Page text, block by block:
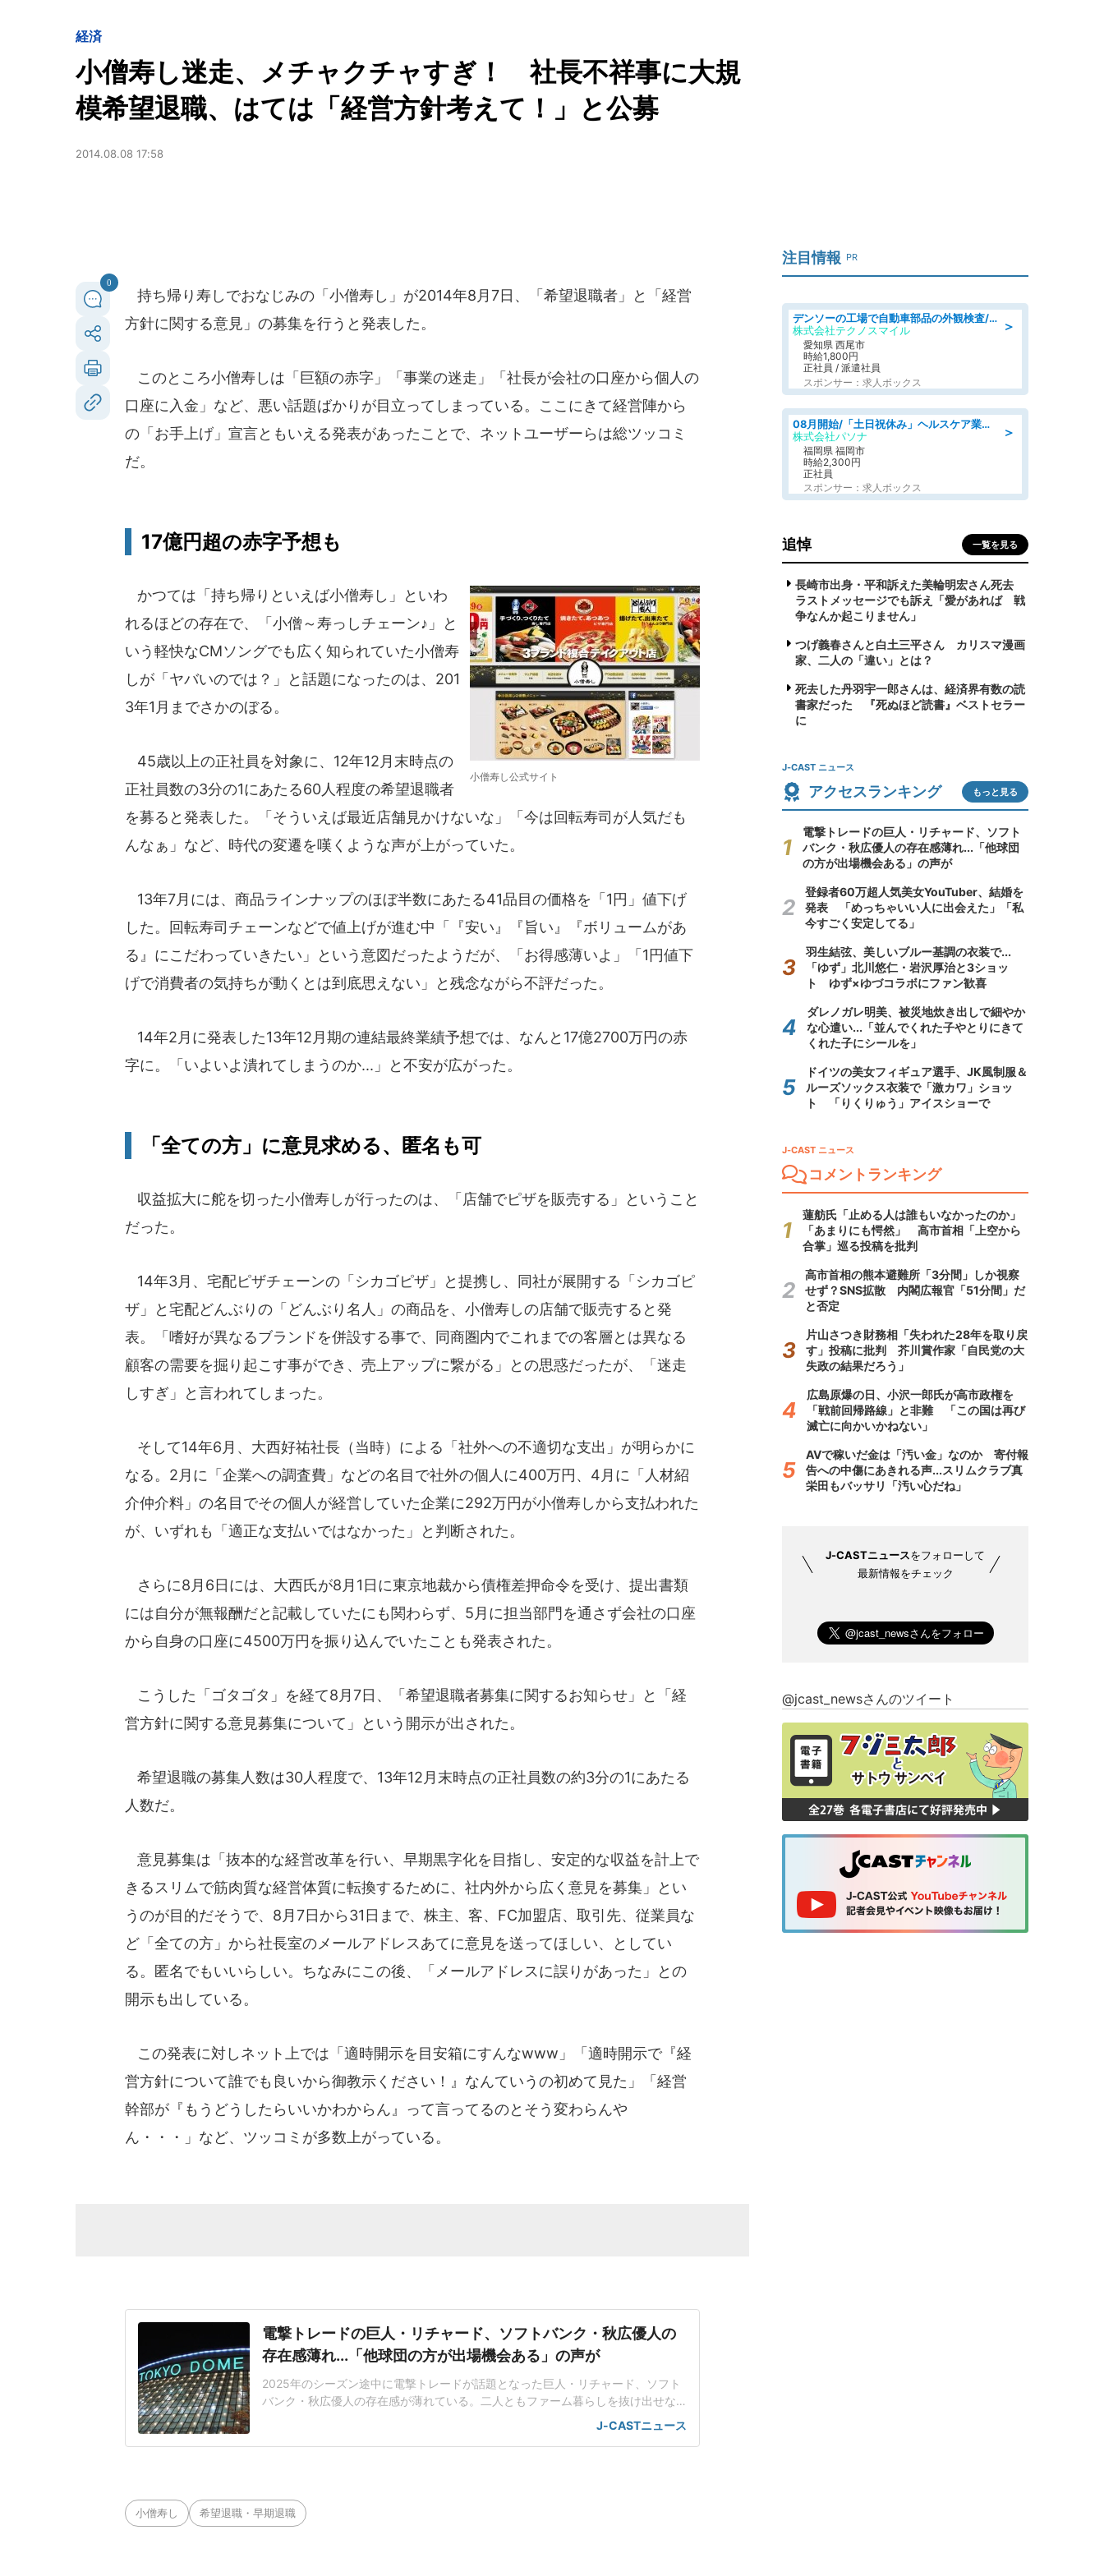
経済
小僧寿し迷走、メチャクチャすぎ！ 社長不祥事に大規
模希望退職、はては「経営方針考えて！」と公募
2014.08.08 17:58
0
持ち帰り寿しでおなじみの「小僧寿し」が2014年8月7日、「希望退職者」と「経営
方針に関する意見」の募集を行うと発表した。
このところ小僧寿しは「巨額の赤字」「事業の迷走」「社長が会社の口座から個人の
口座に入金」など、悪い話題ばかりが目立ってしまっている。ここにきて経営陣から
の「お手上げ」宣言ともいえる発表があったことで、ネットユーザーらは総ツッコミ
だ。
17億円超の赤字予想も
小僧寿し公式サイト
かつては「持ち帰りといえば小僧寿し」といわ
れるほどの存在で、「小僧～寿っしチェーン♪」と
いう軽快なCMソングでも広く知られていた小僧寿
しが「ヤバいのでは？」と話題になったのは、201
3年1月までさかのぼる。
45歳以上の正社員を対象に、12年12月末時点の
正社員数の3分の1にあたる60人程度の希望退職者
を募ると発表した。「そういえば最近店舗見かけないな」「今は回転寿司が人気だも
んなぁ」など、時代の変遷を嘆くような声が上がっていた。
13年7月には、商品ラインナップのほぼ半数にあたる41品目の価格を「1円」値下げ
した。回転寿司チェーンなどで値上げが進む中「『安い』『旨い』『ボリュームがあ
る』にこだわっていきたい」という意図だったようだが、「お得感薄いよ」「1円値下
げで消費者の気持ちが動くとは到底思えない」と残念ながら不評だった。
14年2月に発表した13年12月期の連結最終業績予想では、なんと17億2700万円の赤
字に。「いよいよ潰れてしまうのか...」と不安が広がった。
「全ての方」に意見求める、匿名も可
収益拡大に舵を切った小僧寿しが行ったのは、「店舗でピザを販売する」ということ
だった。
14年3月、宅配ピザチェーンの「シカゴピザ」と提携し、同社が展開する「シカゴピ
ザ」と宅配どんぶりの「どんぶり名人」の商品を、小僧寿しの店舗で販売すると発
表。「嗜好が異なるブランドを併設する事で、同商圏内でこれまでの客層とは異なる
顧客の需要を掘り起こす事ができ、売上アップに繋がる」との思惑だったが、「迷走
しすぎ」と言われてしまった。
そして14年6月、大西好祐社長（当時）による「社外への不適切な支出」が明らかに
なる。2月に「企業への調査費」などの名目で社外の個人に400万円、4月に「人材紹
介仲介料」の名目でその個人が経営していた企業に292万円が小僧寿しから支払われた
が、いずれも「適正な支払いではなかった」と判断された。
さらに8月6日には、大西氏が8月1日に東京地裁から債権差押命令を受け、提出書類
には自分が無報酬だと記載していたにも関わらず、5月に担当部門を通さず会社の口座
から自身の口座に4500万円を振り込んでいたことも発表された。
こうした「ゴタゴタ」を経て8月7日、「希望退職者募集に関するお知らせ」と「経
営方針に関する意見募集について」という開示が出された。
希望退職の募集人数は30人程度で、13年12月末時点の正社員数の約3分の1にあたる
人数だ。
意見募集は「抜本的な経営改革を行い、早期黒字化を目指し、安定的な収益を計上で
きるスリムで筋肉質な経営体質に転換するために、社内外から広く意見を募集」とい
うのが目的だそうで、8月7日から31日まで、株主、客、FC加盟店、取引先、従業員な
ど「全ての方」から社長室のメールアドレスあてに意見を送ってほしい、としてい
る。匿名でもいいらしい。ちなみにこの後、「メールアドレスに誤りがあった」との
開示も出している。
この発表に対しネット上では「適時開示を目安箱にすんなwww」「適時開示で『経
営方針について誰でも良いから御教示ください！』なんていうの初めて見た」「経営
幹部が『もうどうしたらいいかわからん』って言ってるのとそう変わらんや
ん・・・」など、ツッコミが多数上がっている。
電撃トレードの巨人・リチャード、ソフトバンク・秋広優人の
存在感薄れ...「他球団の方が出場機会ある」の声が
2025年のシーズン途中に電撃トレードが話題となった巨人・リチャード、ソフト
バンク・秋広優人の存在感が薄れている。二人ともファーム暮らしを抜け出せな
いリチャードはソフトバンク在籍時にウエスタン・リーグで5年連続本塁打王に輝
いた長打力を評価され、秋広優人、大江竜聖と2対1のトレードで25年5月に巨人に
J-CASTニュース
小僧寿し 希望退職・早期退職
注目情報 PR
＞
デンソーの工場で自動車部品の外観検査/denso aichi
株式会社テクノスマイル
愛知県 西尾市
時給1,800円
正社員 / 派遣社員
スポンサー：求人ボックス
＞
08月開始/「土日祝休み」ヘルスケア業界の産業保健師/高時給/未経験OK/要資格:保健師、正看護師
株式会社パソナ
福岡県 福岡市
時給2,300円
正社員
スポンサー：求人ボックス
追悼 一覧を見る
長崎市出身・平和訴えた美輪明宏さん死去
ラストメッセージでも訴え「愛があれば 戦
争なんか起こりません」
つげ義春さんと白土三平さん カリスマ漫画
家、二人の「違い」とは？
死去した丹羽宇一郎さんは、経済界有数の読
書家だった 『死ぬほど読書』ベストセラー
に
J-CAST ニュース
アクセスランキング もっと見る
電撃トレードの巨人・リチャード、ソフト
バンク・秋広優人の存在感薄れ...「他球団
の方が出場機会ある」の声が
登録者60万超人気美女YouTuber、結婚を
発表 「めっちゃいい人に出会えた」「私
今すごく安定してる」
羽生結弦、美しいブルー基調の衣装で...
「ゆず」北川悠仁・岩沢厚治と3ショッ
ト ゆず×ゆづコラボにファン歓喜
ダレノガレ明美、被災地炊き出しで細やか
な心遣い...「並んでくれた子やとりにきて
くれた子にシールを」
ドイツの美女フィギュア選手、JK風制服＆
ルーズソックス衣装で「激カワ」ショッ
ト 「りくりゅう」アイスショーで
J-CAST ニュース
コメントランキング
蓮舫氏「止める人は誰もいなかったのか」
「あまりにも愕然」 高市首相「上空から
合掌」巡る投稿を批判
高市首相の熊本避難所「3分間」しか視察
せず？SNS拡散 内閣広報官「51分間」だ
と否定
片山さつき財務相「失われた28年を取り戻
す」投稿に批判 芥川賞作家「自民党の大
失政の結果だろう」
広島原爆の日、小沢一郎氏が高市政権を
「戦前回帰路線」と非難 「この国は再び
滅亡に向かいかねない」
AVで稼いだ金は「汚い金」なのか 寄付報
告への中傷にあきれる声...スリムクラブ真
栄田もバッサリ「汚い心だね」
J-CASTニュースをフォローして
最新情報をチェック
@jcast_newsさんのツイート